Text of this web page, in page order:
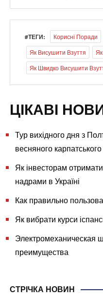
#ТЕГИ: Корисні Поради
Як Висушити Взуття
Як Швидко Висушити
ЦІКАВІ
Тур вихідного дня з
весняного
Як інвесторам
надрами в Україні
Как правильно
Як вибрати курси
Электромеханическая
преимущества
СТРІЧКА НОВИН